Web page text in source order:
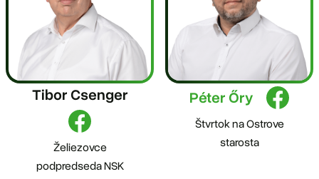
Tibor Csenger
Želiezovce
podpredseda NSK
Péter Őry
Štvrtok na Ostrove
starosta